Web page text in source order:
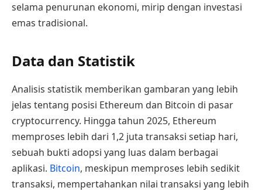
selama penurunan ekonomi, mirip dengan investasi
emas tradisional.
Data dan Statistik
Analisis statistik memberikan gambaran yang lebih
jelas tentang posisi Ethereum dan Bitcoin di pasar
cryptocurrency. Hingga tahun 2025, Ethereum
memproses lebih dari 1,2 juta transaksi setiap hari,
sebuah bukti adopsi yang luas dalam berbagai
aplikasi. Bitcoin, meskipun memproses lebih sedikit
transaksi, mempertahankan nilai transaksi yang lebih